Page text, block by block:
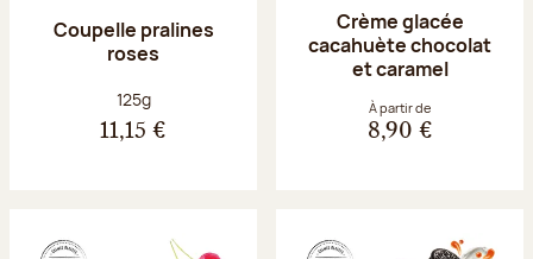
Coupelle pralines
roses
Poids net :
125g
11,15 €
Crème glacée
cacahuète chocolat
et caramel
À partir de
8,90 €